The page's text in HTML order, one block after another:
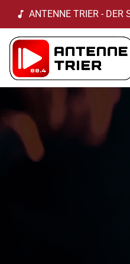
music_note ANTENNE TRIER - DER